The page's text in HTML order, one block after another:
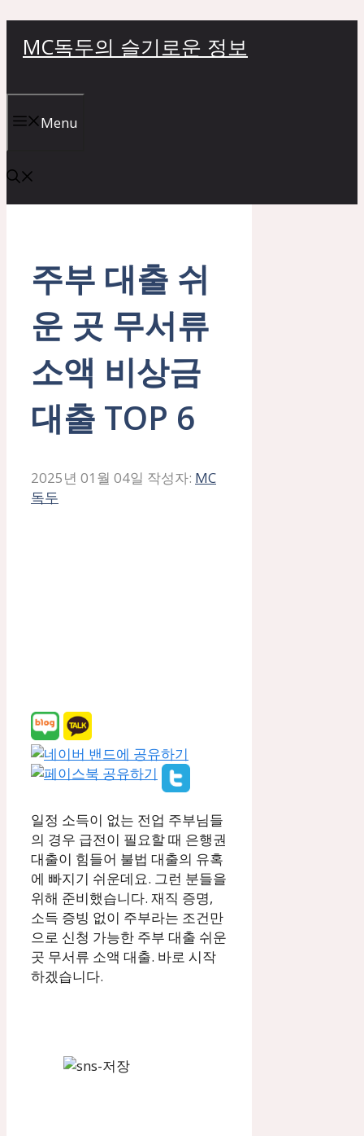
너
뛰
기
MC독두의 슬기로운 정보
Menu
주부 대출 쉬
운 곳 무서류
소액 비상금
대출 TOP 6
2025년 01월 04일 작성자: MC
독두
일정 소득이 없는 전업 주부님들
의 경우 급전이 필요할 때 은행권
대출이 힘들어 불법 대출의 유혹
에 빠지기 쉬운데요. 그런 분들을
위해 준비했습니다. 재직 증명,
소득 증빙 없이 주부라는 조건만
으로 신청 가능한 주부 대출 쉬운
곳 무서류 소액 대출. 바로 시작
하겠습니다.